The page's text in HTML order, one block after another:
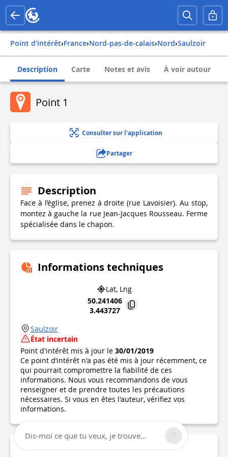
Point d'intérêt› france› nord-pas-de-calais› nord› saulzoir
Description Carte Notes et avis À voir autour
Point 1
Consulter sur l'application
Partager
Description
Face à l’église, prenez à droite (rue Lavoisier). Au stop,
montez à gauche la rue Jean-Jacques Rousseau. Ferme
spécialisée dans le chapon.
Informations techniques
Lat, Lng
50.241406
3.443727
Saulzoir
État incertain
Point d'intérêt mis à jour le 30/01/2019
Ce point d’intérêt n'a pas été mis à jour récemment, ce
qui pourrait compromettre la fiabilité de ces
informations. Nous vous recommandons de vous
renseigner et de prendre toutes les précautions
nécessaires. Si vous en êtes l'auteur, vérifiez vos
informations.
Dis-moi ce que tu veux, je trouve...